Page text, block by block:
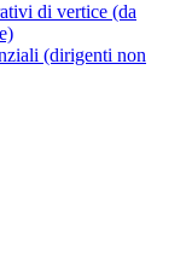
di vertice (da
(dirigenti non